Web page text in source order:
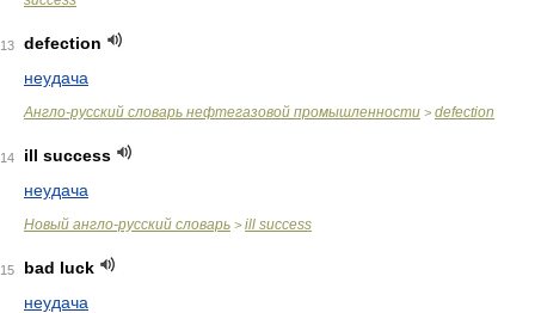
13
defection
неудача
Англо-русский словарь нефтегазовой промышленности > defection
14
ill success
неудача
Новый англо-русский словарь > ill success
15
bad luck
неудача